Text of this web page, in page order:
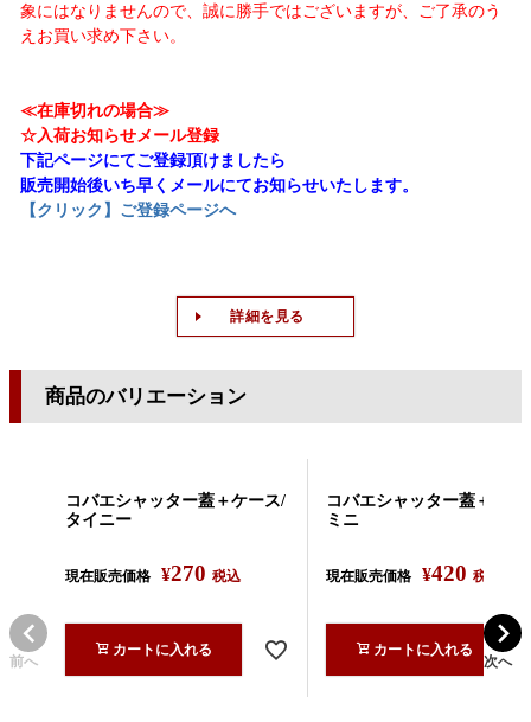
象にはなりませんので、誠に勝手ではございますが、ご了承のう
えお買い求め下さい。
≪在庫切れの場合≫
☆入荷お知らせメール登録
下記ページにてご登録頂けましたら
販売開始後いち早くメールにてお知らせいたします。
【クリック】ご登録ページへ
詳細を見る
商品のバリエーション
前へ
コバエシャッター蓋＋ケース/
タイニー
現在販売価格 ¥270 税込
カートに入れる
コバエシャッター蓋＋ケー
ミニ
現在販売価格 ¥420 税込
カートに入れる
次へ